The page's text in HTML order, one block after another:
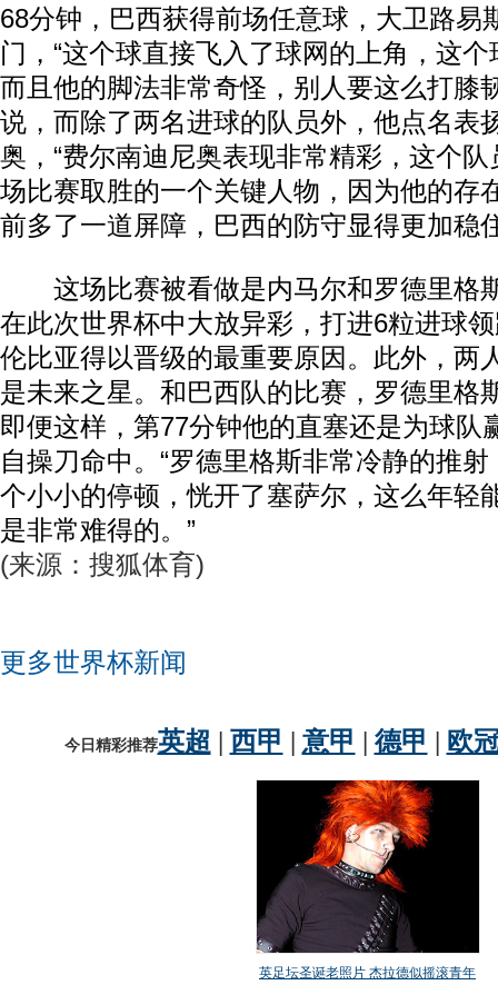
68分钟，巴西获得前场任意球，大卫路易
门，“这个球直接飞入了球网的上角，这
而且他的脚法非常奇怪，别人要这么打膝
说，而除了两名进球的队员外，他点名表
奥，“费尔南迪尼奥表现非常精彩，这个
场比赛取胜的一个关键人物，因为他的存
前多了一道屏障，巴西的防守显得更加稳
这场比赛被看做是内马尔和罗德里格
在此次世界杯中大放异彩，打进6粒进球
伦比亚得以晋级的最重要原因。此外，两
是未来之星。和巴西队的比赛，罗德里格
即便这样，第77分钟他的直塞还是为球队
自操刀命中。“罗德里格斯非常冷静的推
个小小的停顿，恍开了塞萨尔，这么年轻
是非常难得的。”
(来源：搜狐体育)
更多世界杯新闻